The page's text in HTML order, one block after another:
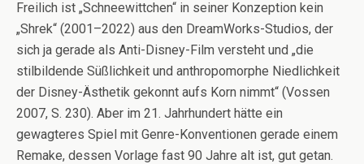
Freilich ist „Schneewittchen“ in seiner Konzeption kein
„Shrek“ (2001–2022) aus den DreamWorks-Studios, der
sich ja gerade als Anti-Disney-Film versteht und „die
stilbildende Süßlichkeit und anthropomorphe Niedlichkeit
der Disney-Ästhetik gekonnt aufs Korn nimmt“ (Vossen
2007, S. 230). Aber im 21. Jahrhundert hätte ein
gewagteres Spiel mit Genre-Konventionen gerade einem
Remake, dessen Vorlage fast 90 Jahre alt ist, gut getan.